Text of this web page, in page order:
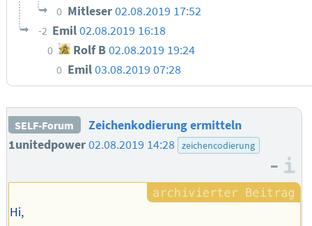
0 Mitleser02.08.2019 17:52
-2 Emil02.08.2019 16:18
0 Rolf B02.08.2019 19:24
0 Emil03.08.2019 07:28
SELF-Forum
Zeichenkodierung ermitteln
1unitedpower02.08.2019 14:28 zeichencodierung
–
Hi,